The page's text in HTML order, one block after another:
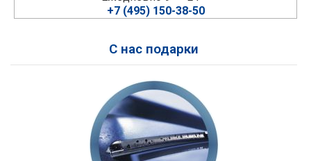
+7 (495) 150-38-50
С нас подарки